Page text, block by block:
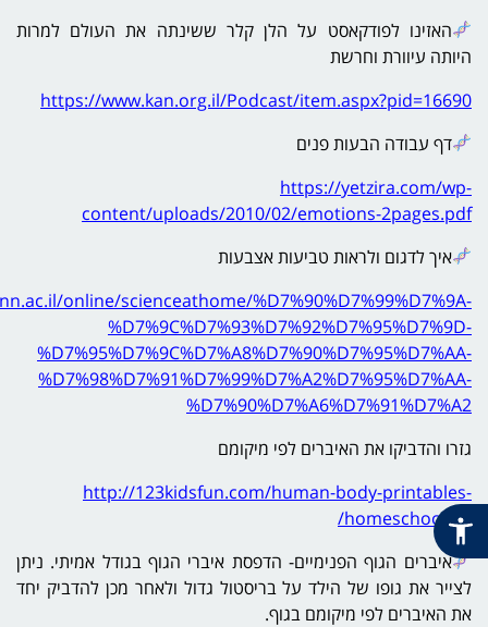
האזינו לפודקאסט על הלן קלר ששינתה את העולם למרות
היותה עיוורת וחרשת
https://www.kan.org.il/Podcast/item.aspx?pid=16690
דף עבודה הבעות פנים
https://yetzira.com/wp-
content/uploads/2010/02/emotions-2pages.pdf
איך לדגום ולראות טביעות אצבעות
online/scienceathome/%D7%90%D7%99%D7%9A-
%D7%9C%D7%93%D7%92%D7%95%D7%9D-
%D7%95%D7%9C%D7%A8%D7%90%D7%95%D7%AA-
%D7%98%D7%91%D7%99%D7%A2%D7%95%D7%AA-
%D7%90%D7%A6%D7%91%D7%A2
גזרו והדביקו את האיברים לפי מיקומם
http://123kidsfun.com/human-body-printables-
homeschooling/
איברים הגוף הפנימיים- הדפסת איברי הגוף בגודל אמיתי. ניתן
לצייר את גופו של הילד על בריסטול גדול ולאחר מכן להדביק יחד
את האיברים לפי מיקומם בגוף.